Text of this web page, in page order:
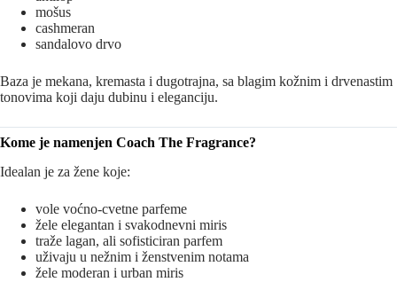
mošus
cashmeran
sandalovo drvo
Baza je mekana, kremasta i dugotrajna, sa blagim kožnim i drvenastim
tonovima koji daju dubinu i eleganciju.
Kome je namenjen Coach The Fragrance?
Idealan je za žene koje:
vole voćno-cvetne parfeme
žele elegantan i svakodnevni miris
traže lagan, ali sofisticiran parfem
uživaju u nežnim i ženstvenim notama
žele moderan i urban miris